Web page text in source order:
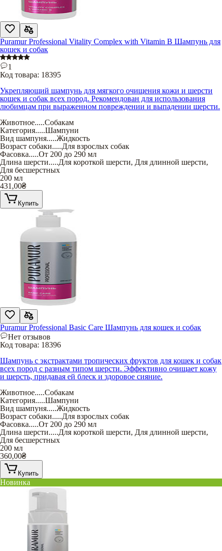
Puramur Professional Vitality Complex with Vitamin B Шампунь для
кошек и собак
1
Код товара: 18395
Укрепляющий шампунь для мягкого очищения кожи и шерсти
кошек и собак всех пород. Рекомендован для использования
любимцам при выраженном повреждении и выпадении шерсти.
Животное.....Собакам
Категория.....Шампуни
Вид шампуня.....Жидкость
Возраст собаки.....Для взрослых собак
Фасовка.....От 200 до 290 мл
Длина шерсти.....Для короткой шерсти, Для длинной шерсти,
Для бесшерстных
200 мл
431,00₴
Купить
Puramur Professional Basic Care Шампунь для кошек и собак
Нет отзывов
Код товара: 18396
Шампунь с экстрактами тропических фруктов для кошек и собак
всех пород с разным типом шерсти. Эффективно очищает кожу
и шерсть, придавая ей блеск и здоровое сияние.
Животное.....Собакам
Категория.....Шампуни
Вид шампуня.....Жидкость
Возраст собаки.....Для взрослых собак
Фасовка.....От 200 до 290 мл
Длина шерсти.....Для короткой шерсти, Для длинной шерсти,
Для бесшерстных
200 мл
360,00₴
Купить
Новинка